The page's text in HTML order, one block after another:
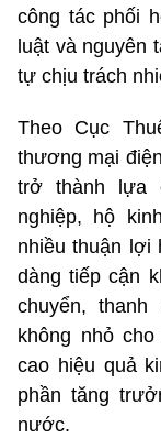
công tác phối
luật và nguyên
tự chịu trách
Theo Cục
thương mại
trở thành lựa
nghiệp, hộ
nhiều thuận lợi
dàng tiếp cận
chuyển,
không nhỏ
cao hiệu quả
phần tăng
nước.